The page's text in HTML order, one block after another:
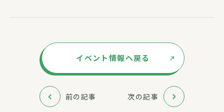
イベント情報へ戻る
前の記事 次の記事